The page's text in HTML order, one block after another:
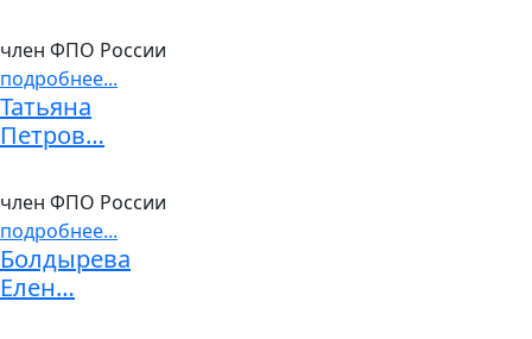
член ФПО России
подробнее...
Татьяна
Петров…
член ФПО России
подробнее...
Болдырева
Елен…